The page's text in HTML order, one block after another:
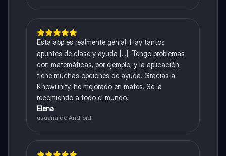
Esta app es realmente genial. Hay tantos
apuntes de clase y ayuda [...]. Tengo problemas
con matemáticas, por ejemplo, y la aplicación
tiene muchas opciones de ayuda. Gracias a
Knowunity, he mejorado en mates. Se la
recomiendo a todo el mundo.
Elena
usuaria de Android